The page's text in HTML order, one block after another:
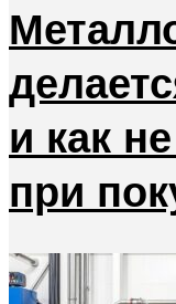
и как
при